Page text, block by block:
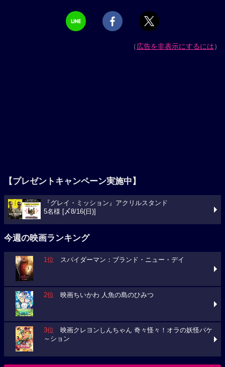
（広告を非表示にするには）
【プレゼントキャンペーン実施中】
『グレイ・ミッション』アクリルスタンド
5名様 [〆8/16(日)]
今週の映画ランキング
1位 スパイダーマン：ブランド・ニュー・デイ
2位 映画ちいかわ 人魚の島のひみつ
3位 映画クレヨンしんちゃん 奇々怪々！オラの妖怪バケ
～ション